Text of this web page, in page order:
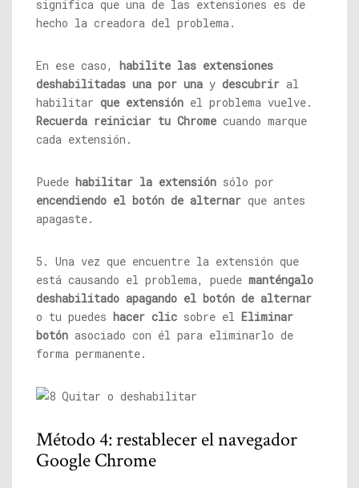
significa que una de las extensiones es de
hecho la creadora del problema.
En ese caso, habilite las extensiones
deshabilitadas una por una y descubrir al
habilitar que extensión el problema vuelve.
Recuerda reiniciar tu Chrome cuando marque
cada extensión.
Puede habilitar la extensión sólo por
encendiendo el botón de alternar que antes
apagaste.
5. Una vez que encuentre la extensión que
está causando el problema, puede manténgalo
deshabilitado apagando el botón de alternar
o tu puedes hacer clic sobre el Eliminar
botón asociado con él para eliminarlo de
forma permanente.
Método 4: restablecer el navegador
Google Chrome